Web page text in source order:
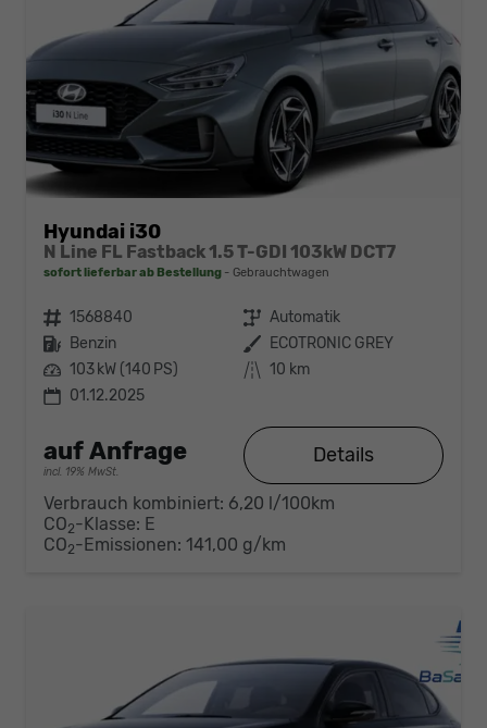
Hyundai i30
N Line FL Fastback 1.5 T-GDI 103kW DCT7
sofort lieferbar ab Bestellung Gebrauchtwagen
Fahrzeugnr. 1568840 Getriebe Automatik
Kraftstoff Benzin Außenfarbe ECOTRONIC GREY
Leistung 103 kW (140 PS) Kilometerstand 10 km
01.12.2025
auf Anfrage
incl. 19% MwSt.
Details
Verbrauch kombiniert: 6,20 l/100km
CO2-Klasse: E
CO2-Emissionen: 141,00 g/km